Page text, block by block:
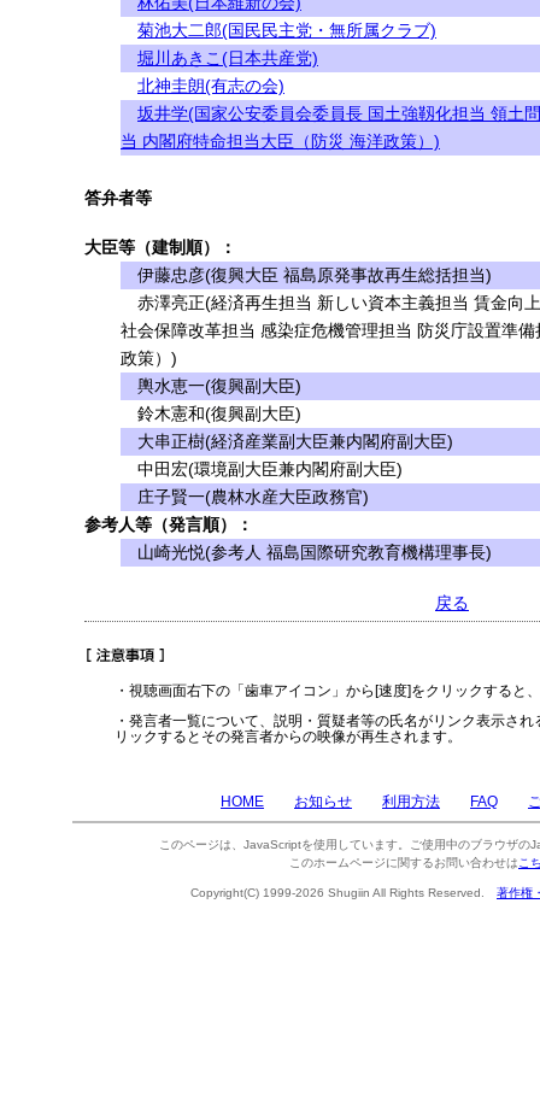
菊池大二郎(国民民主党・無所属クラブ)
堀川あきこ(日本共産党)
北神圭朗(有志の会)
坂井学(国家公安委員会委員長 国土強靱化担当 領土
当 内閣府特命担当大臣（防災 海洋政策）)
答弁者等
大臣等（建制順）：
伊藤忠彦(復興大臣 福島原発事故再生総括担当)
赤澤亮正(経済再生担当 新しい資本主義担当 賃金向
社会保障改革担当 感染症危機管理担当 防災庁設置準
政策）)
輿水恵一(復興副大臣)
鈴木憲和(復興副大臣)
大串正樹(経済産業副大臣兼内閣府副大臣)
中田宏(環境副大臣兼内閣府副大臣)
庄子賢一(農林水産大臣政務官)
参考人等（発言順）：
山崎光悦(参考人 福島国際研究教育機構理事長)
戻る
・視聴画面右下の「歯車アイコン」から[速度]をクリックすると
・発言者一覧について、説明・質疑者等の氏名がリンク表示さ
リックするとその発言者からの映像が再生されます。
HOME お知らせ 利用方法 FAQ
このページは、JavaScriptを使用しています。ご使用中のブラウザの
このホームページに関するお問い合わせは こ
Copyright(C) 1999-2026 Shugiin All Rights Reserved. 著作権